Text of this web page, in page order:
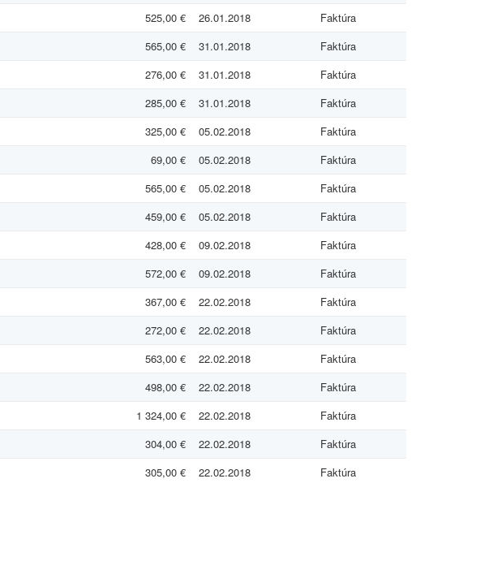
525,00 € 26.01.2018
Faktúra
565,00 € 31.01.2018
Faktúra
276,00 € 31.01.2018
Faktúra
285,00 € 31.01.2018
Faktúra
325,00 € 05.02.2018
Faktúra
69,00 € 05.02.2018
Faktúra
565,00 € 05.02.2018
Faktúra
459,00 € 05.02.2018
Faktúra
428,00 € 09.02.2018
Faktúra
572,00 € 09.02.2018
Faktúra
367,00 € 22.02.2018
Faktúra
272,00 € 22.02.2018
Faktúra
563,00 € 22.02.2018
Faktúra
498,00 € 22.02.2018
Faktúra
1 324,00 € 22.02.2018
Faktúra
304,00 € 22.02.2018
Faktúra
305,00 € 22.02.2018 Faktúra